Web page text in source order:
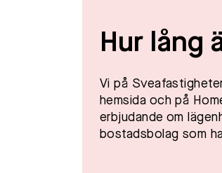
Hur lång
Vi på
hemsida och på
erbjudande om
bostadsbolag som